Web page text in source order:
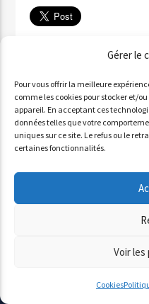
Gérer le
Pour vous offrir la meilleure
comme les cookies pour stocker et/
appareil. En acceptant ces
données telles que votre
uniques sur ce site. Le refus ou le
certaines fonctionnalités.
Voir
Cookies
Partager sur
Partager par SMS
INVITÉ : ALDO